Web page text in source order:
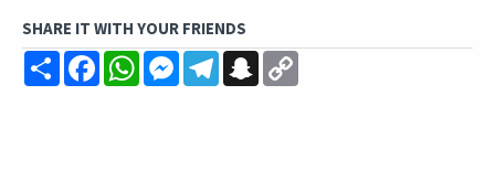
SHARE IT WITH YOUR FRIENDS
ShareFacebookWhatsAppMessengerTelegramSnapchat